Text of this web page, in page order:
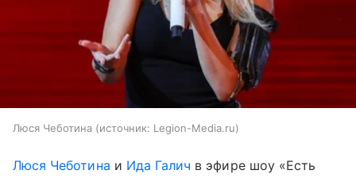
Люся Чеботина источник: Legion-Media.ru
Люся Чеботина и Ида Галич в эфире шоу «Есть